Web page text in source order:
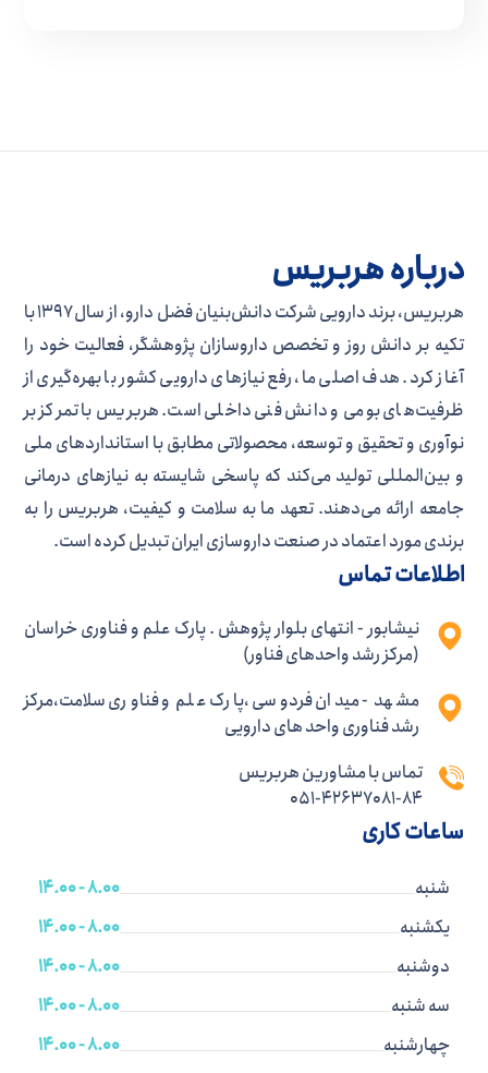
درباره هربریس
هربریس، برند دارویی شرکت دانش‌بنیان فضل دارو، از سال ۱۳۹۷ با
تکیه بر دانش روز و تخصص داروسازان پژوهشگر، فعالیت خود را
آغاز کرد. هدف اصلی ما، رفع نیازهای دارویی کشور با بهره‌گیری از
ظرفیت‌های بومی و دانش فنی داخلی است. هربریس با تمرکز بر
نوآوری و تحقیق و توسعه، محصولاتی مطابق با استانداردهای ملی
و بین‌المللی تولید می‌کند که پاسخی شایسته به نیازهای درمانی
جامعه ارائه می‌دهند. تعهد ما به سلامت و کیفیت، هربریس را به
برندی مورد اعتماد در صنعت داروسازی ایران تبدیل کرده است.
اطلاعات تماس
نیشابور - انتهای بلوار پژوهش . پارک علم و فناوری خراسان
(مرکز رشد واحدهای فناور)
مشهد - میدان فردوسی ،پارک علم و فناوری سلامت،مرکز
رشد فناوری واحد های دارویی
تماس با مشاورین هربریس
051-42637081-84
ساعات کاری
شنبه
8.00 - 14.00
یکشنبه
8.00 - 14.00
دوشنبه
8.00 - 14.00
سه شنبه
8.00 - 14.00
چهارشنبه
8.00 - 14.00